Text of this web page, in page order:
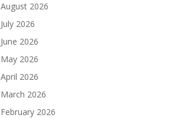
August 2026
July 2026
June 2026
May 2026
April 2026
March 2026
February 2026